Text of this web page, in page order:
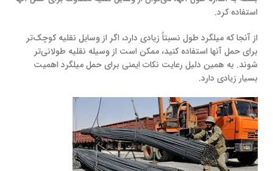
استفاده کرد.
از آنجا که میلگرد طول نسبتاً زیادی دارد، اگر از وسایل نقلیه کوچک‌تر
برای حمل آنها استفاده کنید، ممکن است از وسیله نقلیه طولانی‌تر
شوند. به همین دلیل رعایت نکات ایمنی برای حمل میلگرد اهمیت
بسیار زیادی دارد.